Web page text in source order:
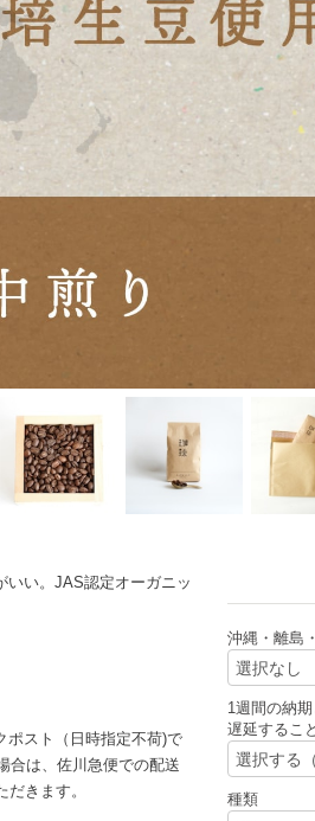
いい。JAS認定オーガニッ
ポスト（日時指定不荷)で
合は、佐川急便での配送
きます。
沖縄・離島
1週間の納
遅延するこ
種類